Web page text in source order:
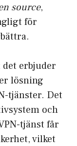
source,
för
det erbjuder
lösning
tjänster. Det
och
tjänst får
vilket